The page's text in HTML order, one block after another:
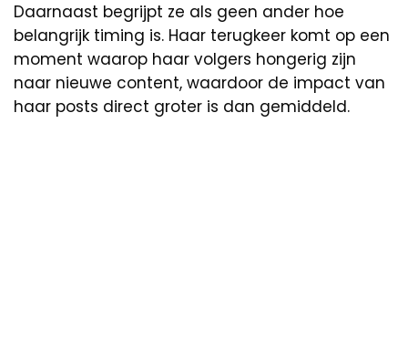
Daarnaast begrijpt ze als geen ander hoe
belangrijk timing is. Haar terugkeer komt op een
moment waarop haar volgers hongerig zijn
naar nieuwe content, waardoor de impact van
haar posts direct groter is dan gemiddeld.